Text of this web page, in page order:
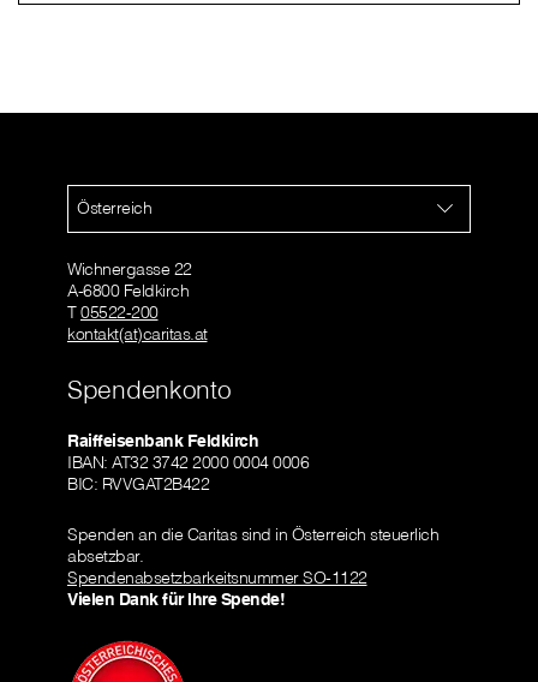
Österreich
Wichnergasse 22
A-6800 Feldkirch
T05522-200
kontakt(at)caritas.at
Spendenkonto
Raiffeisenbank Feldkirch
IBAN: AT32 3742 2000 0004 0006
BIC: RVVGAT2B422
Spenden an die Caritas sind in Österreich steuerlich
absetzbar.
Spendenabsetzbarkeitsnummer SO-1122
Vielen Dank für Ihre Spende!